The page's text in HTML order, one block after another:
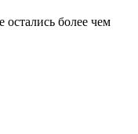
более чем